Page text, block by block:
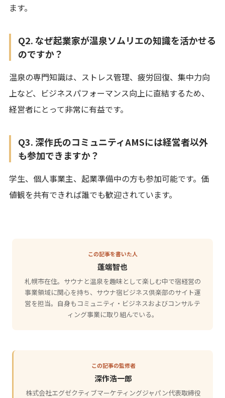
ます。
Q2. なぜ起業家が温泉ソムリエの知識を活かせる
のですか？
温泉の専門知識は、ストレス管理、疲労回復、集中力向
上など、ビジネスパフォーマンス向上に直結するため、
経営者にとって非常に有益です。
Q3. 深作氏のコミュニティAMSには経営者以外
も参加できますか？
学生、個人事業主、起業準備中の方も参加可能です。価
値観を共有できれば誰でも歓迎されています。
この記事を書いた人
蓬端智也
札幌市在住。サウナと温泉を趣味として楽しむ中で宿経営の
事業領域に関心を持ち、サウナ宿ビジネス倶楽部のサイト運
営を担当。自身もコミュニティ・ビジネスおよびコンサルテ
ィング事業に取り組んでいる。
この記事の監修者
深作浩一郎
株式会社エグゼクティブマーケティングジャパン代表取締役